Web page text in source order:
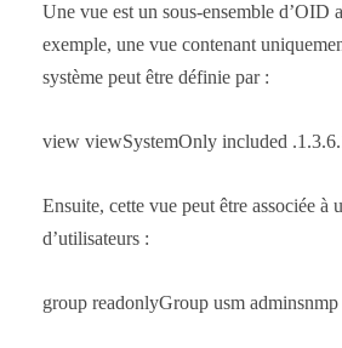
Une vue est un sous-ensemble d’OID
exemple, une vue contenant
système peut être définie par :
view viewSystemOnly included
Ensuite, cette vue peut être associée à
d’utilisateurs :
group readonlyGroup usm adminsnmp